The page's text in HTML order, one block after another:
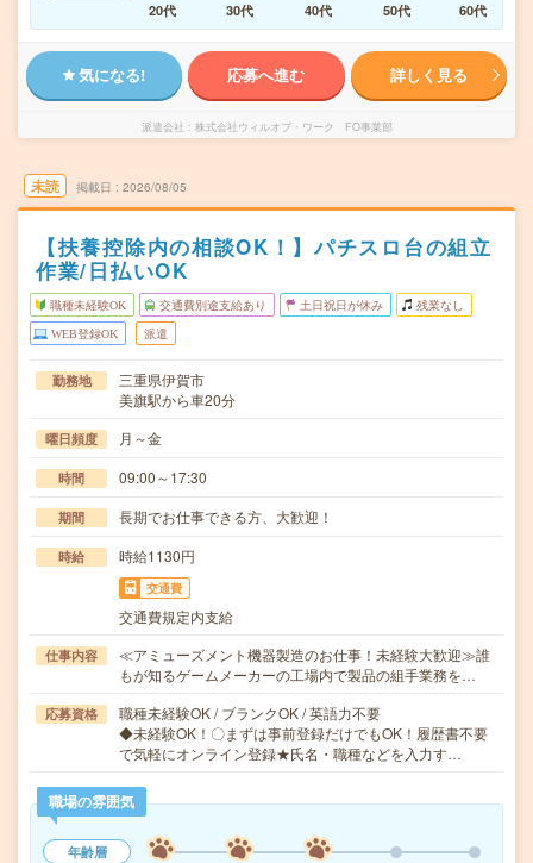
20代
30代 40代 50代 60代
気になる! 応募へ進む 詳しく見る
派遣会社 株式会社ウィルオブ・ワーク FO事業部
未読 掲載日 2026/08/05
【扶養控除内の相談OK！】パチスロ台の組立
作業/日払いOK
職種未経験OK 交通費別途支給あり 土日祝日が休み 残業なし
WEB登録OK 派遣
勤務地
三重県伊賀市
美旗駅から車20分
曜日頻度 月～金
時間 09:00～17:30
期間 長期でお仕事できる方、大歓迎！
時給 時給1130円
交通費
交通費規定内支給
仕事内容
≪アミューズメント機器製造のお仕事！未経験大歓迎≫誰
もが知るゲームメーカーの工場内で製品の組手業務を…
応募資格
職種未経験OK / ブランクOK / 英語力不要
◆未経験OK！〇まずは事前登録だけでもOK！履歴書不要
で気軽にオンライン登録★氏名・職種などを入力す…
職場の雰囲気
年齢層